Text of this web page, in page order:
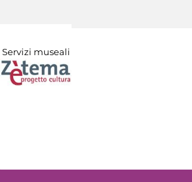
Servizi museali